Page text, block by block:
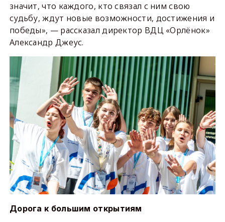
значит, что каждого, кто связал с ним свою
судьбу, ждут новые возможности, достижения и
победы», — рассказал директор ВДЦ «Орлёнок»
Александр Джеус.
Дорога к большим открытиям